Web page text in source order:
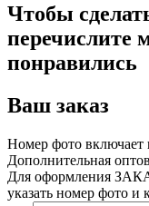
Чтобы
перечислите
понравились
Ваш заказ
Номер фото
Дополнительная
Для оформления
указать номер фото и